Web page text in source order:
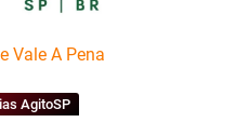
Vale A Pena
AgitoSP